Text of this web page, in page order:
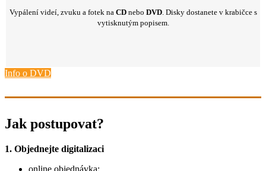
Vypálení videí, zvuku a fotek na CDnebo DVD. Disky dostanete v krabičce s
vytisknutým popisem.
Info o DVD
Jak postupovat?
1. Objednejte digitalizaci
online objednávka: